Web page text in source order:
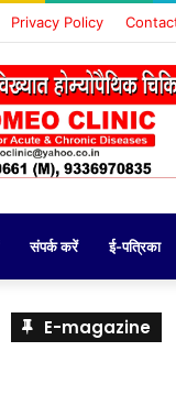
Privacy Policy
संपर्क करें ई-पत्रिका
E-magazine